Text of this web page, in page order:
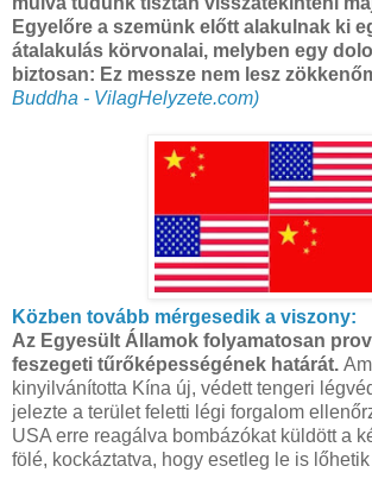
Egyelőre a szemünk előtt alakulnak ki
átalakulás körvonalai, melyben egy
biztosan: Ez messze nem lesz
Buddha - VilagHelyzete.com)
Közben tovább mérgesedik a viszony:
Az Egyesült Államok folyamatosan
feszegeti tűrőképességének határát.
kinyilvánította Kína új, védett tengeri
jelezte a terület feletti légi forgalom
USA erre reagálva bombázókat küldött a
fölé, kockáztatva, hogy esetleg le is